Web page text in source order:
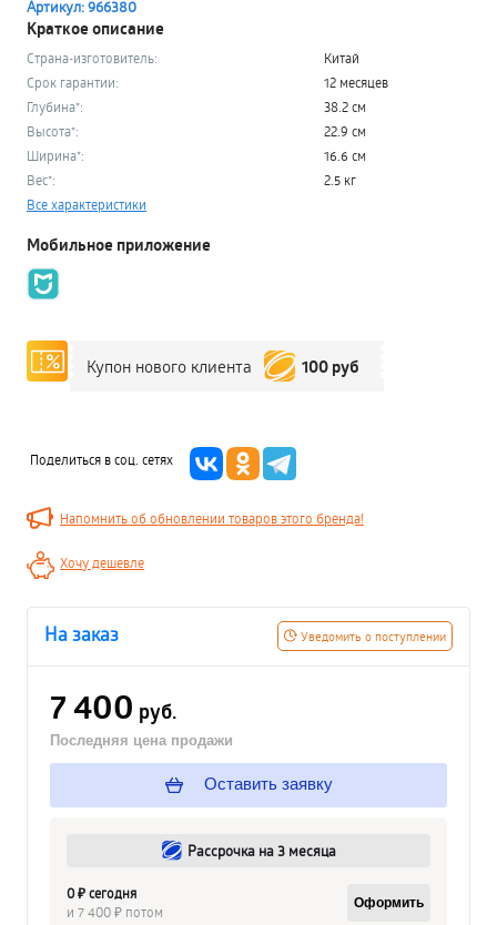
Артикул: 966380
Краткое описание
Страна-изготовитель:
Китай
Срок гарантии:
12 месяцев
Глубина*:
38.2 см
Высота*:
22.9 см
Ширина*:
16.6 см
Вес*:
2.5 кг
Все характеристики
Мобильное приложение
Купон нового клиента 100 руб
Поделиться в соц. сетях
Напомнить об обновлении товаров этого бренда!
Хочу дешевле
Уведомить о поступлении
На заказ
7 400 руб.
Последняя цена продажи
Оставить заявку
Рассрочка на 3 месяца
0 ₽ сегодня
и 7 400 ₽ потом
Оформить